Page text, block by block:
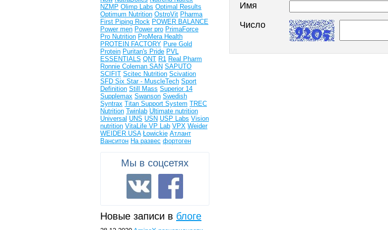
Имя
Число
NZMP Olimp Labs Optimal Results
Optimum Nutrition OstroVit Pharma
First Piping Rock POWER BALANCE
Power men Power pro PrimaForce
Pro Nutrition ProMera Health
PROTEIN FACTORY Pure Gold
Protein Puritan's Pride PVL
ESSENTIALS QNT R1 Real Pharm
Ronnie Coleman SAN SAPUTO
SCIFIT Scitec Nutrition Scivation
SFD Six Star - MuscleTech Sport
Definition Still Mass Superior 14
Supplemax Swanson Swedish
Syntrax Titan Support System TREC
Nutrition Twinlab Ultimate nutrition
Universal UNS USN USP Labs Vision
nutrition VitaLife VP Lab VPX Weider
WEIDER USA Łowickie Атлант
Ванситон На развес фортоген
Мы в соцсетях
Новые записи в блоге